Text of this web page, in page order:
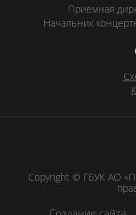
Приёмная
Начальник
Copyright © ГБУК АО